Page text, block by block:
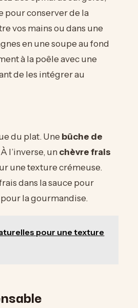
pour conserver de la
vos mains ou dans une
en une soupe au fond
à la poêle avec une
de les intégrer au
du plat. Une bûche de
l’inverse, un chèvre frais
une texture crémeuse.
dans la sauce pour
la gourmandise.
pour une texture